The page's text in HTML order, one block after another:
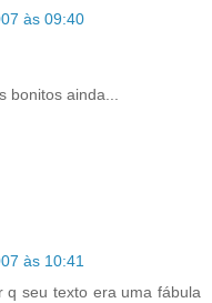
às 09:40
bonitos ainda...
às 10:41
q seu texto era uma fábula